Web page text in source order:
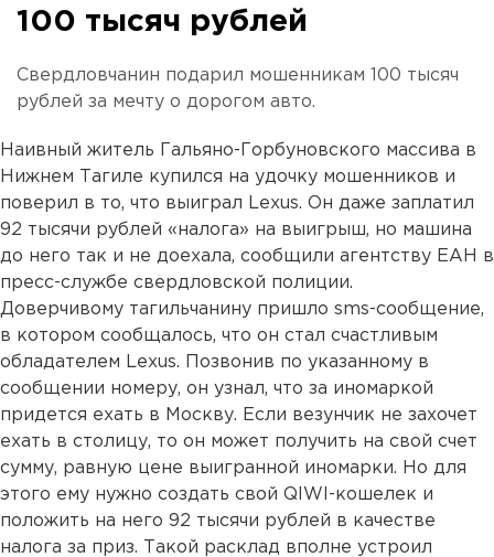
100 тысяч рублей
Свердловчанин подарил мошенникам 100 тысяч
рублей за мечту о дорогом авто.
Наивный житель Гальяно-Горбуновского массива в
Нижнем Тагиле купился на удочку мошенников и
поверил в то, что выиграл Lexus. Он даже заплатил
92 тысячи рублей «налога» на выигрыш, но машина
до него так и не доехала, сообщили агентству ЕАН в
пресс-службе свердловской полиции.
Доверчивому тагильчанину пришло sms-сообщение,
в котором сообщалось, что он стал счастливым
обладателем Lexus. Позвонив по указанному в
сообщении номеру, он узнал, что за иномаркой
придется ехать в Москву. Если везунчик не захочет
ехать в столицу, то он может получить на свой счет
сумму, равную цене выигранной иномарки. Но для
этого ему нужно создать свой QIWI-кошелек и
положить на него 92 тысячи рублей в качестве
налога за приз. Такой расклад вполне устроил